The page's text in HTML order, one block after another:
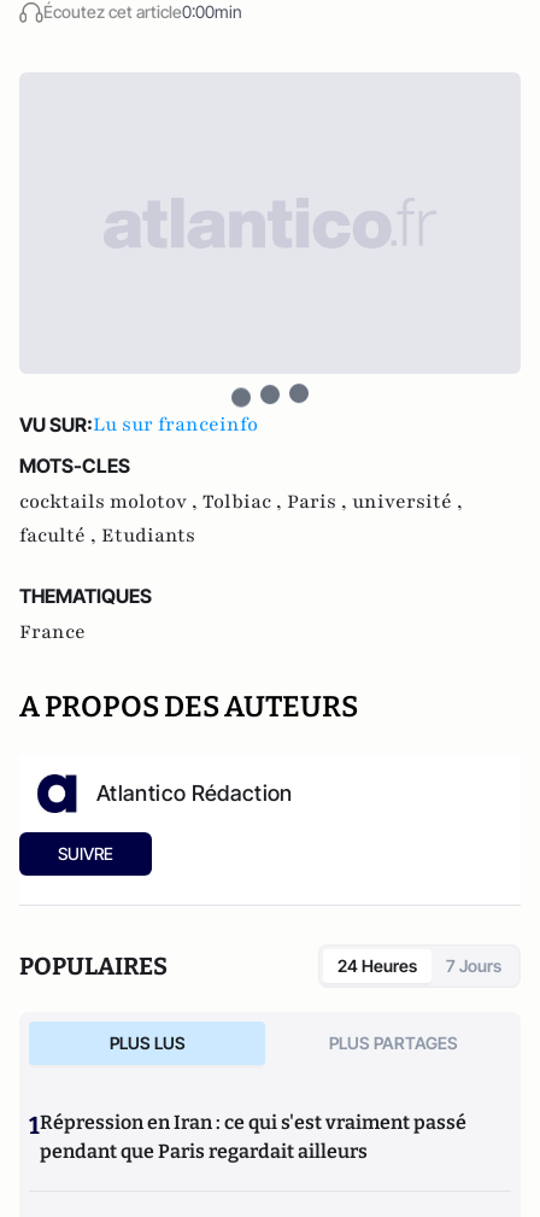
Écoutez cet article0:00min
VU SUR:Lu sur franceinfo
MOTS-CLES
cocktails molotov , Tolbiac , Paris , université ,
faculté , Etudiants
THEMATIQUES
France
A PROPOS DES AUTEURS
Atlantico Rédaction
SUIVRE
POPULAIRES 24 Heures 7 Jours
PLUS LUS PLUS PARTAGES
1Répression en Iran : ce qui s'est vraiment passé
pendant que Paris regardait ailleurs